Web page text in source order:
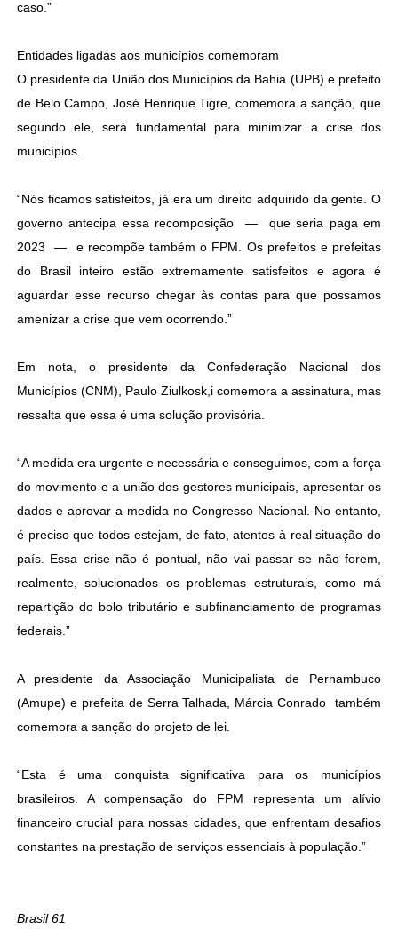
caso.”
Entidades ligadas aos municípios comemoram
O presidente da União dos Municípios da Bahia (UPB) e prefeito
de Belo Campo, José Henrique Tigre, comemora a sanção, que
segundo ele, será fundamental para minimizar a crise dos
municípios.
“Nós ficamos satisfeitos, já era um direito adquirido da gente. O
governo antecipa essa recomposição — que seria paga em
2023 — e recompõe também o FPM. Os prefeitos e prefeitas
do Brasil inteiro estão extremamente satisfeitos e agora é
aguardar esse recurso chegar às contas para que possamos
amenizar a crise que vem ocorrendo.”
Em nota, o presidente da Confederação Nacional dos
Municípios (CNM), Paulo Ziulkosk,i comemora a assinatura, mas
ressalta que essa é uma solução provisória.
“A medida era urgente e necessária e conseguimos, com a força
do movimento e a união dos gestores municipais, apresentar os
dados e aprovar a medida no Congresso Nacional. No entanto,
é preciso que todos estejam, de fato, atentos à real situação do
país. Essa crise não é pontual, não vai passar se não forem,
realmente, solucionados os problemas estruturais, como má
repartição do bolo tributário e subfinanciamento de programas
federais.”
A presidente da Associação Municipalista de Pernambuco
(Amupe) e prefeita de Serra Talhada, Márcia Conrado também
comemora a sanção do projeto de lei.
“Esta é uma conquista significativa para os municípios
brasileiros. A compensação do FPM representa um alívio
financeiro crucial para nossas cidades, que enfrentam desafios
constantes na prestação de serviços essenciais à população.”
Brasil 61